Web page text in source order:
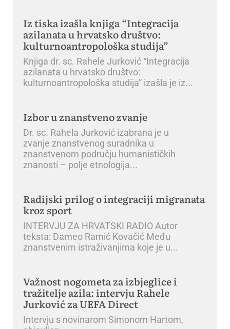
Iz tiska izašla knjiga “Integracija
azilanata u hrvatsko društvo:
kulturnoantropološka studija”
Knjiga dr. sc. Rahele Jurković “Integracija
azilanata u hrvatsko društvo:
kulturnoantropološka studija” izašla je iz
Izbor u znanstveno zvanje
Dr. sc. Rahela Jurković izabrana je u
zvanje znanstvenog suradnika u
znanstvenom području humanističkih
znanosti – polje etnologija
Radijski prilog o integraciji migranata
kroz sport
INTERVJU ZA HRVATSKI RADIO Autor
teksta: Dameo Ramić Kovačić Među
znanstvenim istraživanjima koje je u
Važnost nogometa za izbjeglice i
tražitelje azila: intervju Rahele
Jurković za UEFA Direct
Intervju s novinarom Simonom Hartom,